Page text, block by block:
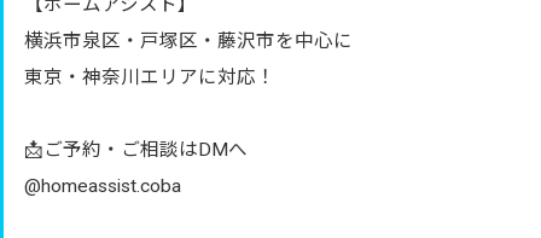
【ホームアシスト】
横浜市泉区・戸塚区・藤沢市を中心に
東京・神奈川エリアに対応！
📩ご予約・ご相談はDMへ
@homeassist.coba